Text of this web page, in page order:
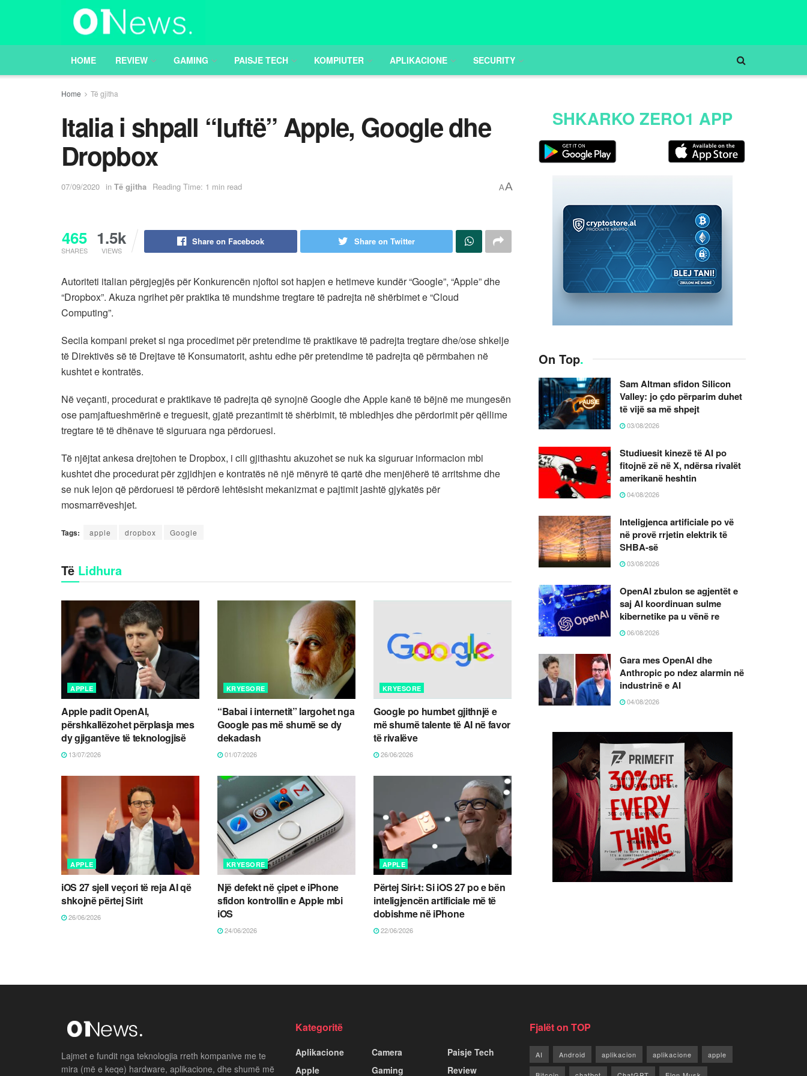
HOME REVIEW GAMING PAISJE TECH KOMPIUTER APLIKACIONE SECURITY
Home Të gjitha
Italia i shpall “luftë” Apple, Google dhe
Dropbox
07/09/2020 in Të gjitha Reading Time: 1 min read AA
465
SHARES
1.5k
VIEWS
Share on Facebook Share on Twitter
Autoriteti italian përgjegjës për Konkurencën njoftoi sot hapjen e hetimeve kundër “Google”, “Apple” dhe
“Dropbox”. Akuza ngrihet për praktika të mundshme tregtare të padrejta në shërbimet e “Cloud
Computing”.
Secila kompani preket si nga procedimet për pretendime të praktikave të padrejta tregtare dhe/ose shkelje
të Direktivës së të Drejtave të Konsumatorit, ashtu edhe për pretendime të padrejta që përmbahen në
kushtet e kontratës.
Në veçanti, procedurat e praktikave të padrejta që synojnë Google dhe Apple kanë të bëjnë me mungesën
ose pamjaftueshmërinë e treguesit, gjatë prezantimit të shërbimit, të mbledhjes dhe përdorimit për qëllime
tregtare të të dhënave të siguruara nga përdoruesi.
Të njëjtat ankesa drejtohen te Dropbox, i cili gjithashtu akuzohet se nuk ka siguruar informacion mbi
kushtet dhe procedurat për zgjidhjen e kontratës në një mënyrë të qartë dhe menjëherë të arritshme dhe
se nuk lejon që përdoruesi të përdorë lehtësisht mekanizmat e pajtimit jashtë gjykatës për
mosmarrëveshjet.
Tags: apple dropbox Google
Të Lidhura
APPLE
Apple padit OpenAI,
përshkallëzohet përplasja mes
dy gjigantëve të teknologjisë
13/07/2026
KRYESORE
“Babai i internetit” largohet nga
Google pas më shumë se dy
dekadash
01/07/2026
KRYESORE
Google po humbet gjithnjë e
më shumë talente të AI në favor
të rivalëve
26/06/2026
APPLE
iOS 27 sjell veçori të reja AI që
shkojnë përtej Sirit
26/06/2026
KRYESORE
Një defekt në çipet e iPhone
sfidon kontrollin e Apple mbi
iOS
24/06/2026
APPLE
Përtej Siri-t: Si iOS 27 po e bën
inteligjencën artificiale më të
dobishme në iPhone
22/06/2026
SHKARKO ZERO1 APP
On Top.
Sam Altman sfidon Silicon
Valley: jo çdo përparim duhet
të vijë sa më shpejt
03/08/2026
Studiuesit kinezë të AI po
fitojnë zë në X, ndërsa rivalët
amerikanë heshtin
04/08/2026
Inteligjenca artificiale po vë
në provë rrjetin elektrik të
SHBA-së
03/08/2026
OpenAI zbulon se agjentët e
saj AI koordinuan sulme
kibernetike pa u vënë re
06/08/2026
Gara mes OpenAI dhe
Anthropic po ndez alarmin në
industrinë e AI
04/08/2026
Lajmet e fundit nga teknologjia rreth kompanive me te
mira (më e keqe) hardware, aplikacione, dhe shumë më
Kategoritë
Aplikacione
Apple
Camera
Gaming
Paisje Tech
Review
Fjalët on TOP
AI Android aplikacion aplikacione apple